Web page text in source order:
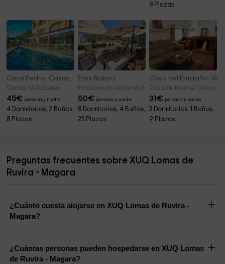
8 Plazas
Casa Pedro- Casas
Gontar (Albacete)
45€ persona y noche
4 Dormitorios, 2 Baños,
8 Plazas
Esse Natura
Pozohondo (Albacete)
50€ persona y noche
8 Dormitorios, 4 Baños,
23 Plazas
Casa del Ermitaño-
Ossa De Montiel
31€ persona y noche
3 Dormitorios, 1 Baños,
9 Plazas
Preguntas frecuentes sobre XUQ Lomas de
Ruvira - Magara
¿Cuánto cuesta alojarse en XUQ Lomas de Ruvira -
Magara?
¿Cuántas personas pueden hospedarse en XUQ Lomas
de Ruvira - Magara?